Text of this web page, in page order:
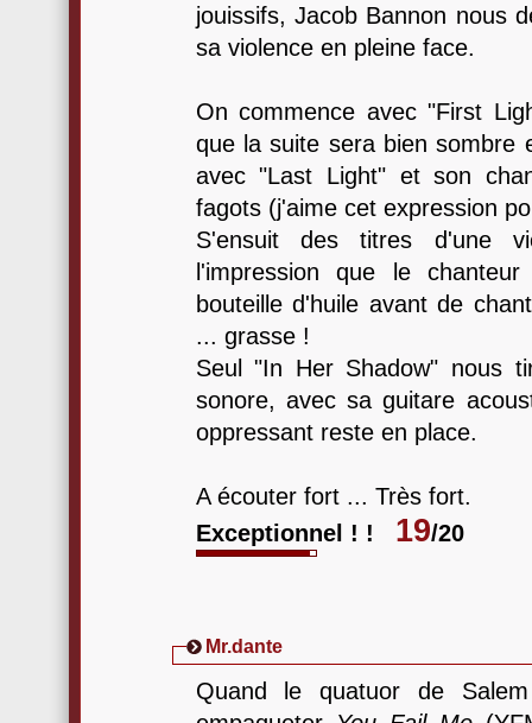
jouissifs, Jacob Bannon nous
sa violence en pleine face.
On commence avec "First
que la suite sera bien sombre
avec "Last Light" et son
fagots (j'aime cet expression
S'ensuit des titres d'une
l'impression que le
bouteille d'huile avant de
... grasse !
Seul "In Her Shadow" nous
sonore, avec sa guitare
oppressant reste en place.
A écouter fort ... Très fort.
Exceptionnel ! !
19/20
Mr.dante
Quand le quatuor de